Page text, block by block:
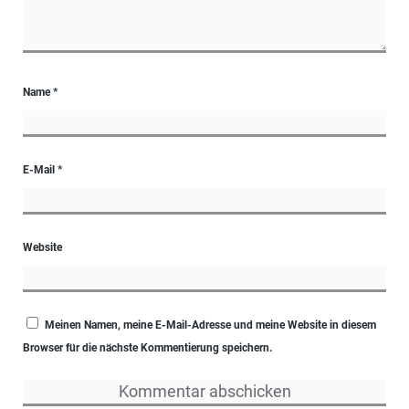
Name*
E-Mail *
Website
Meinen Namen, meine E-Mail-Adresse und meine Website in diesem
Browser für die nächste Kommentierung speichern.